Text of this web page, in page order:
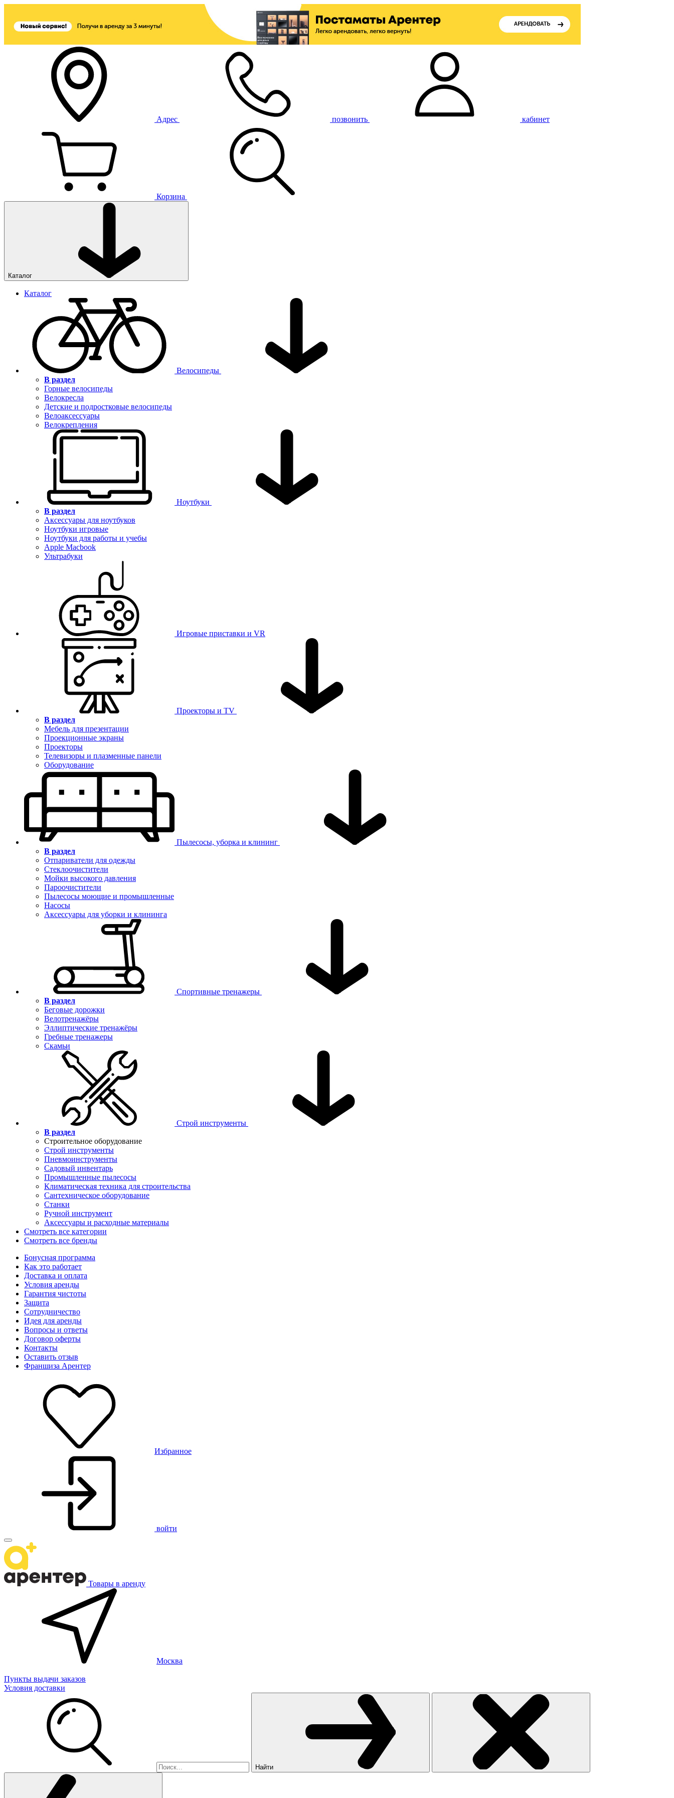
Адрес позвонить кабинет
Корзина
Каталог
Каталог
Велосипеды
В раздел
Горные велосипеды
Велокресла
Детские и подростковые велосипеды
Велоаксессуары
Велокрепления
Ноутбуки
В раздел
Аксессуары для ноутбуков
Ноутбуки игровые
Ноутбуки для работы и учебы
Apple Macbook
Ультрабуки
Игровые приставки и VR
Проекторы и TV
В раздел
Мебель для презентации
Проекционные экраны
Проекторы
Телевизоры и плазменные панели
Оборудование
Пылесосы, уборка и клининг
В раздел
Отпариватели для одежды
Стеклоочистители
Мойки высокого давления
Пароочистители
Пылесосы моющие и промышленные
Насосы
Аксессуары для уборки и клининга
Спортивные тренажеры
В раздел
Беговые дорожки
Велотренажёры
Эллиптические тренажёры
Гребные тренажеры
Скамьи
Строй инструменты
В раздел
Строительное оборудование
Строй инструменты
Пневмоинструменты
Садовый инвентарь
Промышленные пылесосы
Климатическая техника для строительства
Сантехническое оборудование
Станки
Ручной инструмент
Аксессуары и расходные материалы
Смотреть все категории
Смотреть все бренды
Бонусная программа
Как это работает
Доставка и оплата
Условия аренды
Гарантия чистоты
Защита
Сотрудничество
Идея для аренды
Вопросы и ответы
Договор оферты
Контакты
Оставить отзыв
Франшиза Арентер
Избранное
войти
Товары в аренду
Москва
Пункты выдачи заказов
Условия доставки
Найти